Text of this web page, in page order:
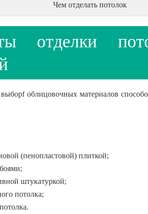
Чем отделать потолок
отделки
облицовочных материалов
(пенопластовой) плиткой;
штукатуркой;
потолка;